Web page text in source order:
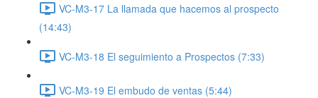
VC-M3-17 La llamada que hacemos al prospecto
(14:43)
VC-M3-18 El seguimiento a Prospectos (7:33)
VC-M3-19 El embudo de ventas (5:44)